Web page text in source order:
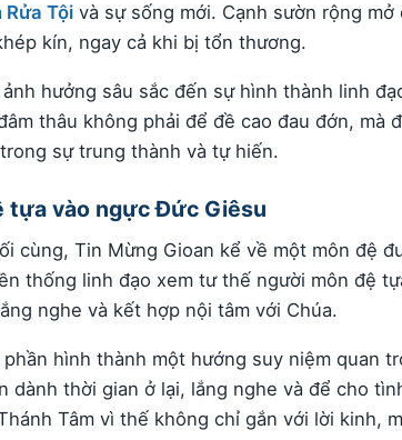
Rửa Tội và sự sống mới. Cạnh sườn rộng
kín, ngay cả khi bị tổn thương.
hưởng sâu sắc đến sự hình thành linh
thâu không phải để đề cao đau đớn, mà
sự trung thành và tự hiến.
tựa vào ngực Đức Giêsu
cùng, Tin Mừng Gioan kể về một môn đệ
thống linh đạo xem tư thế người môn đệ
nghe và kết hợp nội tâm với Chúa.
phần hình thành một hướng suy niệm quan
dành thời gian ở lại, lắng nghe và để cho
Tâm vì thế không chỉ gắn với lời kinh,